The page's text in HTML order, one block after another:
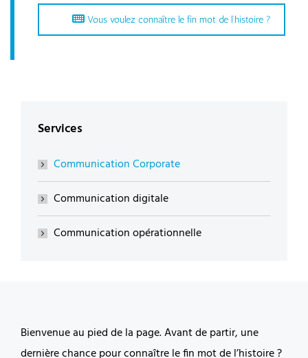
Vous voulez connaître le fin mot de l’histoire ?
Services
Communication Corporate
Communication digitale
Communication opérationnelle
Bienvenue au pied de la page. Avant de partir, une
dernière chance pour connaîtrele fin mot de l’histoire?